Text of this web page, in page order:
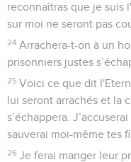
reconnaîtras que je suis
sur moi ne seront pas
24 Arrachera-t-on à un
prisonniers justes
25 Voici ce que dit
lui seront arrachés et la
s’échappera.
sauverai moi-même tes
26 Je ferai manger leur